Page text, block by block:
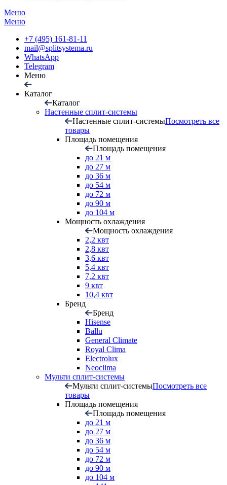
Меню
Меню
+7 (495) 161-81-11
mail@splitsystema.ru
WhatsApp
Telegram
Меню
Каталог
Каталог
Настенные сплит-системы
Настенные сплит-системыПосмотреть все
товары
Площадь помещения
Площадь помещения
до 21 м
до 27 м
до 36 м
до 54 м
до 72 м
до 90 м
до 104 м
Мощность охлаждения
Мощность охлаждения
2,2 квт
2,8 квт
3,6 квт
5,4 квт
7,2 квт
9 квт
10,4 квт
Бренд
Бренд
Hisense
Ballu
General Climate
Royal Clima
Electrolux
Neoclima
Мульти сплит-системы
Мульти сплит-системыПосмотреть все
товары
Площадь помещения
Площадь помещения
до 21 м
до 27 м
до 36 м
до 54 м
до 72 м
до 90 м
до 104 м